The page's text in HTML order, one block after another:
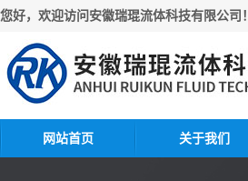
您好，欢迎访问安徽瑞琨流体科技有限公司！
网站首页 关于我们